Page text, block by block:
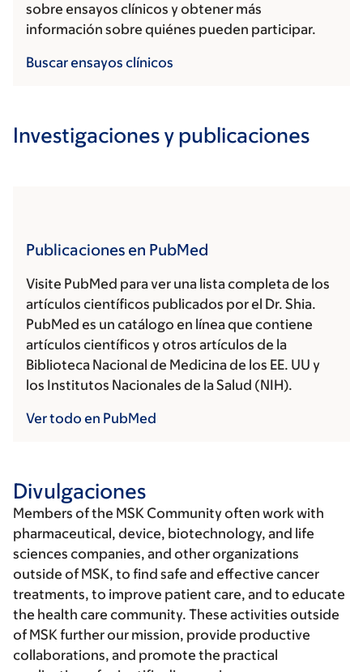
sobre ensayos clínicos y obtener más
información sobre quiénes pueden participar.
Buscar ensayos clínicos
Investigaciones y publicaciones
Publicaciones en PubMed
Visite PubMed para ver una lista completa de los
artículos científicos publicados por el Dr. Shia.
PubMed es un catálogo en línea que contiene
artículos científicos y otros artículos de la
Biblioteca Nacional de Medicina de los EE. UU y
los Institutos Nacionales de la Salud (NIH).
Ver todo en PubMed
Divulgaciones
Members of the MSK Community often work with
pharmaceutical, device, biotechnology, and life
sciences companies, and other organizations
outside of MSK, to find safe and effective cancer
treatments, to improve patient care, and to educate
the health care community. These activities outside
of MSK further our mission, provide productive
collaborations, and promote the practical